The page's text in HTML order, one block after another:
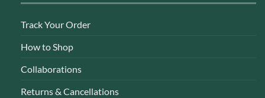
Track Your Order
How to Shop
Collaborations
Returns & Cancellations